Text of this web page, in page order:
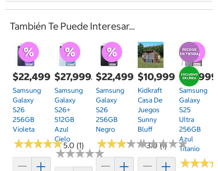
También Te Puede Interesar...
$22,499.00
Samsung
Galaxy
S26
256GB
Violeta
★★★★★
★★★★★5.0 (1)
$27,999.00
Samsung
Galaxy
S26+
512GB
Azul
Cielo
★★★★★
★★★★★
$22,499.00
Samsung
Galaxy
S26
256GB
Negro
★★★★★
★★★★★3.0 (1)
$10,999.00
Kidkraft
Casa De
Juegos
Sunny
Bluff
★★★★★
★★★★★
Samsung
Galaxy
S25
Ultra
256GB
Azul
Titanio
★★★
★★★